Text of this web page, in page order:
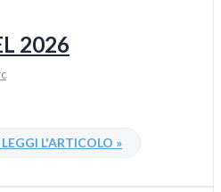
2026
LEGGI L'ARTICOLO »